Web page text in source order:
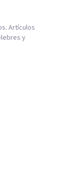
Artículos
y